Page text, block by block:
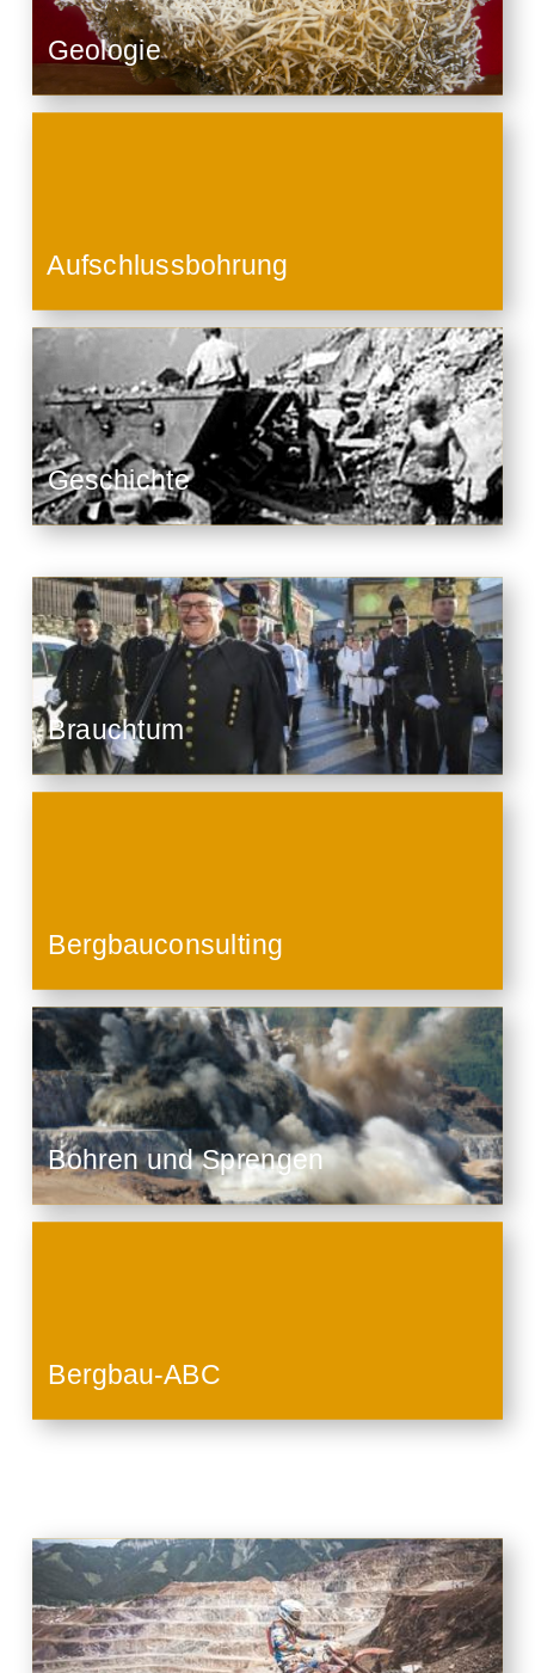
Geologie
Aufschlussbohrung
Geschichte
Brauchtum
Bergbauconsulting
Bohren und Sprengen
Bergbau-ABC